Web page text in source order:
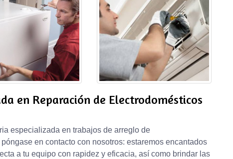
en Reparación de Electrodomésticos
especializada en trabajos de arreglo de
en contacto con nosotros: estaremos encantados
a tu equipo con rapidez y eficacia, así como brindar las